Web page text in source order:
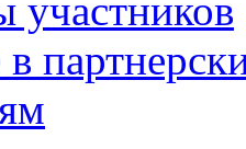
участников